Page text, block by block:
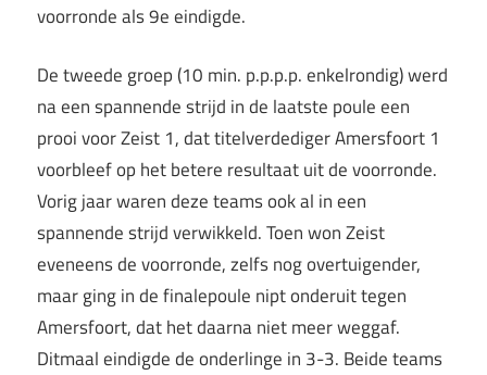
voorronde als 9e eindigde.
De tweede groep (10 min. p.p.p.p. enkelrondig) werd
na een spannende strijd in de laatste poule een
prooi voor Zeist 1, dat titelverdediger Amersfoort 1
voorbleef op het betere resultaat uit de voorronde.
Vorig jaar waren deze teams ook al in een
spannende strijd verwikkeld. Toen won Zeist
eveneens de voorronde, zelfs nog overtuigender,
maar ging in de finalepoule nipt onderuit tegen
Amersfoort, dat het daarna niet meer weggaf.
Ditmaal eindigde de onderlinge in 3-3. Beide teams